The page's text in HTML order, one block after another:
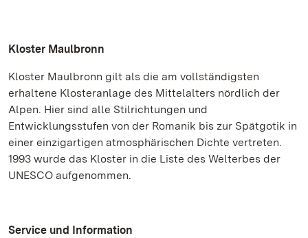
Kloster Maulbronn
Kloster Maulbronn gilt als die am vollständigsten
erhaltene Klosteranlage des Mittelalters nördlich der
Alpen. Hier sind alle Stilrichtungen und
Entwicklungsstufen von der Romanik bis zur Spätgotik in
einer einzigartigen atmosphärischen Dichte vertreten.
1993 wurde das Kloster in die Liste des Welterbes der
UNESCO aufgenommen.
Service und Information